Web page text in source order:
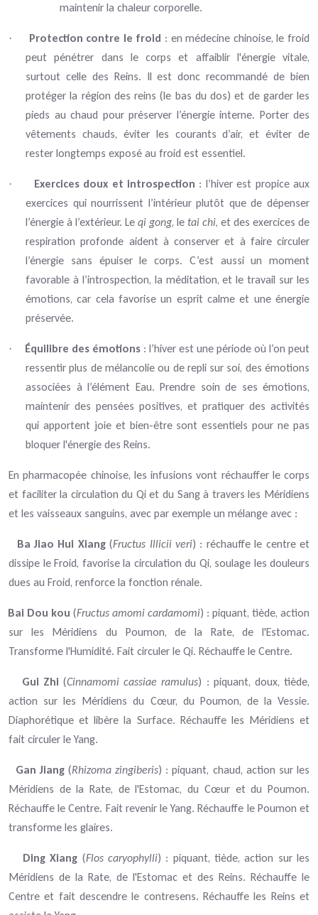
maintenir la chaleur corporelle.
· Protection contre le froid : en médecine chinoise, le froid
peut pénétrer dans le corps et affaiblir l'énergie vitale,
surtout celle des Reins. Il est donc recommandé de bien
protéger la région des reins (le bas du dos) et de garder les
pieds au chaud pour préserver l’énergie interne. Porter des
vêtements chauds, éviter les courants d’air, et éviter de
rester longtemps exposé au froid est essentiel.
· Exercices doux et introspection : l’hiver est propice aux
exercices qui nourrissent l’intérieur plutôt que de dépenser
l’énergie à l’extérieur. Le qi gong, le tai chi, et des exercices de
respiration profonde aident à conserver et à faire circuler
l’énergie sans épuiser le corps. C’est aussi un moment
favorable à l’introspection, la méditation, et le travail sur les
émotions, car cela favorise un esprit calme et une énergie
préservée.
· Équilibre des émotions : l’hiver est une période où l’on peut
ressentir plus de mélancolie ou de repli sur soi, des émotions
associées à l’élément Eau. Prendre soin de ses émotions,
maintenir des pensées positives, et pratiquer des activités
qui apportent joie et bien-être sont essentiels pour ne pas
bloquer l'énergie des Reins.
En pharmacopée chinoise, les infusions vont réchauffer le corps
et faciliter la circulation du Qi et du Sang à travers les Méridiens
et les vaisseaux sanguins, avec par exemple un mélange avec :
Ba Jiao Hui Xiang(Fructus Illicii veri) : réchauffe le centre et
dissipe le Froid, favorise la circulation du Qi, soulage les douleurs
dues au Froid, renforce la fonction rénale.
Bai Dou kou (Fructus amomi cardamomi) : piquant, tiède, action
sur les Méridiens du Poumon, de la Rate, de l'Estomac.
Transforme l'Humidité. Fait circuler le Qi. Réchauffe le Centre.
Gui Zhi (Cinnamomi cassiae ramulus) : piquant, doux, tiède,
action sur les Méridiens du Cœur, du Poumon, de la Vessie.
Diaphorétique et libère la Surface. Réchauffe les Méridiens et
fait circuler le Yang.
Gan Jiang(Rhizoma zingiberis) : piquant, chaud, action sur les
Méridiens de la Rate, de l'Estomac, du Cœur et du Poumon.
Réchauffe le Centre. Fait revenir le Yang. Réchauffe le Poumon et
transforme les glaires.
Ding Xiang (Flos caryophylli) : piquant, tiède, action sur les
Méridiens de la Rate, de l'Estomac et des Reins. Réchauffe le
Centre et fait descendre le contresens. Réchauffe les Reins et